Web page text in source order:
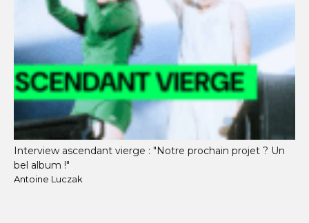
Interview ascendant vierge : "Notre prochain projet ? Un
bel album !"
Antoine Luczak